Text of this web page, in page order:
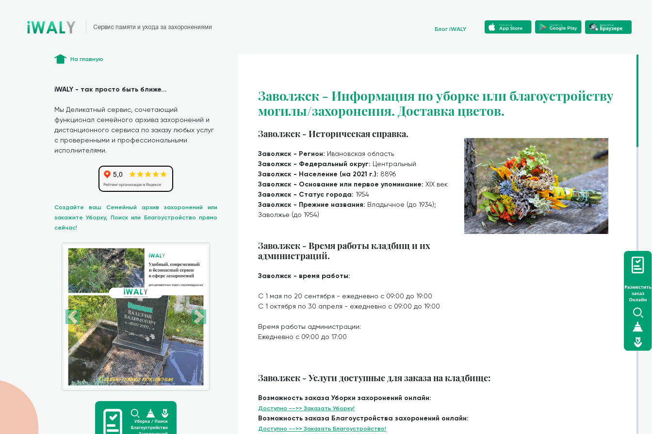
Сервис памяти и ухода за захоронениями Блог iWALY
На главную
iWALY - так просто быть ближе...
Мы Деликатный сервис, сочетающий
функционал семейного архива захоронений и
дистанционного сервиса по заказу любых услуг
с проверенными и профессиональными
исполнителями.
Создайте ваш Семейный архив захоронений или
закажите Уборку, Поиск или Благоустройство прямо
сейчас!
Заволжск - Информация по уборке или благоустройству
могилы/захоронения. Доставка цветов.
Заволжск - Историческая справка.
Заволжск - Регион: Ивановская область
Заволжск - Федеральный округ: Центральный
Заволжск - Население (на 2021 г.): 8896
Заволжск - Основание или первое упоминание: XIX век
Заволжск - Статус города: 1954
Заволжск - Прежние названия: Владычное (до 1934);
Заволжье (до 1954)
Заволжск - Время работы кладбищ и их
администраций.
Заволжск - время работы:
С 1 мая по 20 сентября - ежедневно с 09:00 до 19:00
С 1 октября по 30 апреля - ежедневно с 09:00 до 19:00
Время работы администрации:
Ежедневно с 09:00 до 17:00
Заволжск - Услуги доступные для заказа на кладбище:
Возможность заказа Уборки захоронений онлайн:
Доступно -->> Заказать Уборку!
Возможность заказа Благоустройства захоронений онлайн:
Доступно -->> Заказать Благоустройство!